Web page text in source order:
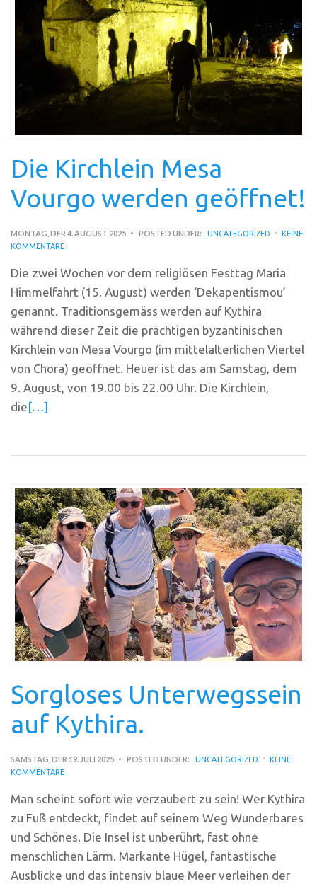
Die Kirchlein Mesa
Vourgo werden geöffnet!
MONTAG, DER 4. AUGUST 2025 POSTED UNDER: UNCATEGORIZED
KEINE
KOMMENTARE
Die zwei Wochen vor dem religiösen Festtag Maria
Himmelfahrt (15. August) werden ‘Dekapentismou’
genannt. Traditionsgemäss werden auf Kythira
während dieser Zeit die prächtigen byzantinischen
Kirchlein von Mesa Vourgo (im mittelalterlichen Viertel
von Chora) geöffnet. Heuer ist das am Samstag, dem
9. August, von 19.00 bis 22.00 Uhr. Die Kirchlein,
die[…]
Sorgloses Unterwegssein
auf Kythira.
SAMSTAG, DER 19. JULI 2025 POSTED UNDER: UNCATEGORIZED
KEINE
KOMMENTARE
Man scheint sofort wie verzaubert zu sein! Wer Kythira
zu Fuß entdeckt, findet auf seinem Weg Wunderbares
und Schönes. Die Insel ist unberührt, fast ohne
menschlichen Lärm. Markante Hügel, fantastische
Ausblicke und das intensiv blaue Meer verleihen der